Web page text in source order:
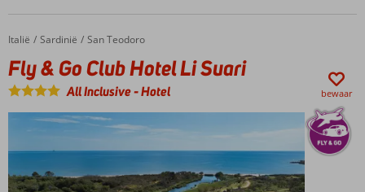
Home
Italië Sardinië San Teodoro
Fly & Go Club Hotel Li Suari
Fly & Go Club Hotel Li Suari
All Inclusive-Hotel bewaar